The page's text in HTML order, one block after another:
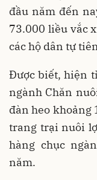
đầu năm đến
73.000 liều vắc
các hộ dân tự
Được biết, hiện
ngành Chăn
đàn heo khoảng
trang trại nuôi
hàng chục
năm.